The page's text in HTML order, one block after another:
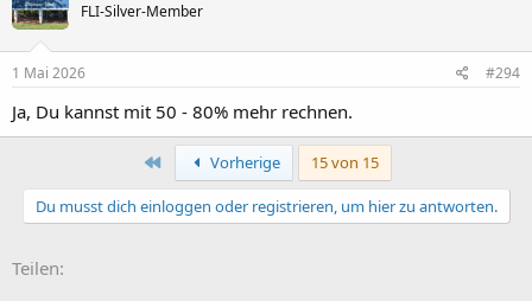
FLI-Silver-Member
1 Mai 2026 #294
Ja, Du kannst mit 50 - 80% mehr rechnen.
Erste Vorherige 15 von 15
Du musst dich einloggen oder registrieren, um hier zu antworten.
Teilen: